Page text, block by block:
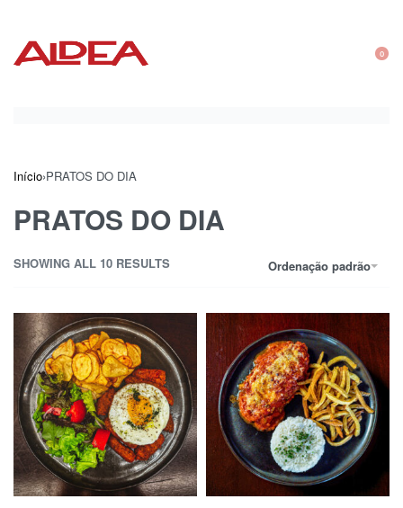
0
Início›PRATOS DO DIA
PRATOS DO DIA
SHOWING ALL 10 RESULTS Ordenação padrão